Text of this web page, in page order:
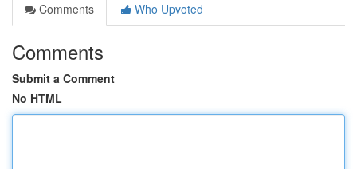
Comments
Who Upvoted
Comments
Submit a Comment
No HTML